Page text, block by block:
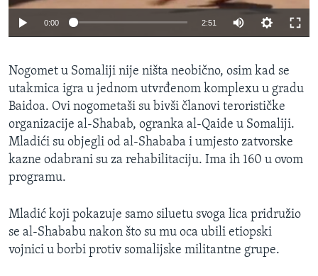
0:00 2:51
Nogomet u Somaliji nije ništa neobično, osim kad se
utakmica igra u jednom utvrđenom komplexu u gradu
Baidoa. Ovi nogometaši su bivši članovi terorističke
organizacije al-Shabab, ogranka al-Qaide u Somaliji.
Mladići su objegli od al-Shababa i umjesto zatvorske
kazne odabrani su za rehabilitaciju. Ima ih 160 u ovom
programu.
Mladić koji pokazuje samo siluetu svoga lica pridružio
se al-Shababu nakon što su mu oca ubili etiopski
vojnici u borbi protiv somalijske militantne grupe.